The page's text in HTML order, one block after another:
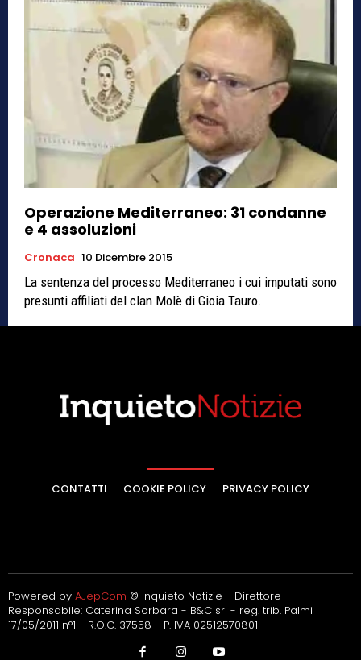
Operazione Mediterraneo: 31 condanne
e 4 assoluzioni
Cronaca 10 Dicembre 2015
La sentenza del processo Mediterraneo i cui imputati sono
presunti affiliati del clan Molè di Gioia Tauro.
CONTATTI COOKIE POLICY PRIVACY POLICY
Powered by AJepCom © Inquieto Notizie - Direttore
Responsabile: Caterina Sorbara - B&C srl - reg. trib. Palmi
17/05/2011 n°1 - R.O.C. 37558 - P. IVA 02512570801